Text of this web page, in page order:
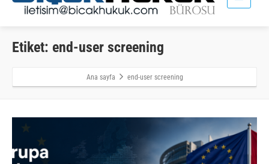
Etiket: end-user screening
Ana sayfa end-user screening